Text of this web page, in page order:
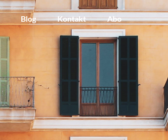
Blog Kontakt Abo